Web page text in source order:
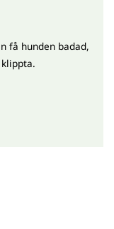
få hunden badad,